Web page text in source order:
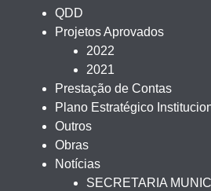
QDD
Projetos Aprovados
2022
2021
Prestação de Contas
Plano Estratégico
Outros
Obras
Notícias
SECRETARIA